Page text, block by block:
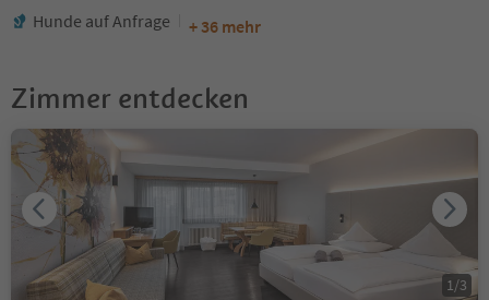
Hunde auf Anfrage
+ 36 mehr
Zimmer entdecken
1 /3